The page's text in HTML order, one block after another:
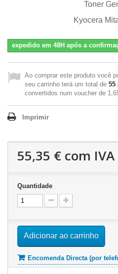
Toner
Kyocera
expedido em 48H após a
Ao comprar este produto você
seu carrinho terá um total de 55
convertidos num voucher de
Imprimir
55,35 € com IVA
Quantidade
Adicionar ao carrinho
Encomenda Directa (por